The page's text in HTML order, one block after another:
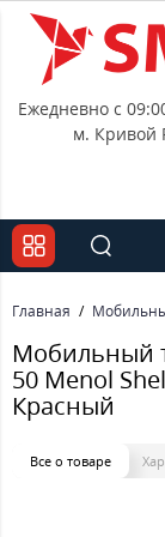
Ежедневно с
м. Кривой
Главная
Мобильный
50 Menol
Красный
Все о товаре